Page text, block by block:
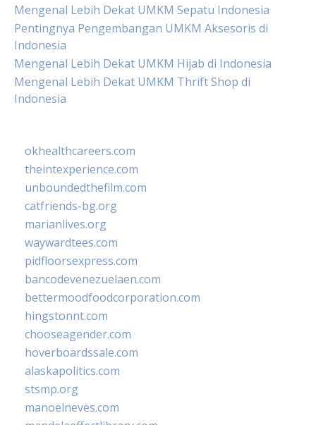
Mengenal Lebih Dekat UMKM Sepatu Indonesia
Pentingnya Pengembangan UMKM Aksesoris di
Indonesia
Mengenal Lebih Dekat UMKM Hijab di Indonesia
Mengenal Lebih Dekat UMKM Thrift Shop di
Indonesia
okhealthcareers.com
theintexperience.com
unboundedthefilm.com
catfriends-bg.org
marianlives.org
waywardtees.com
pidfloorsexpress.com
bancodevenezuelaen.com
bettermoodfoodcorporation.com
hingstonnt.com
chooseagender.com
hoverboardssale.com
alaskapolitics.com
stsmp.org
manoelneves.com